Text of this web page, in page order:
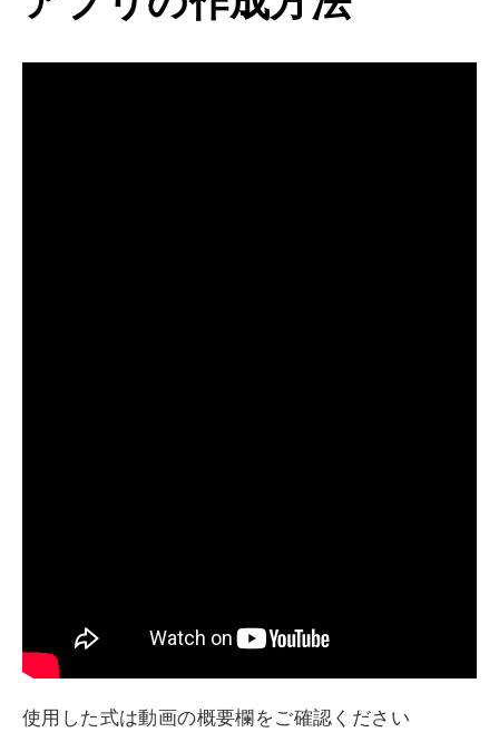
使用した式は動画の概要欄をご確認ください